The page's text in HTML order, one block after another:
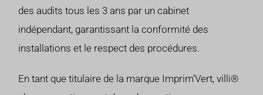
des audits tous les 3 ans par un cabinet
indépendant, garantissant la conformité des
installations et le respect des procédures.
En tant que titulaire de la marque Imprim’Vert, villi®